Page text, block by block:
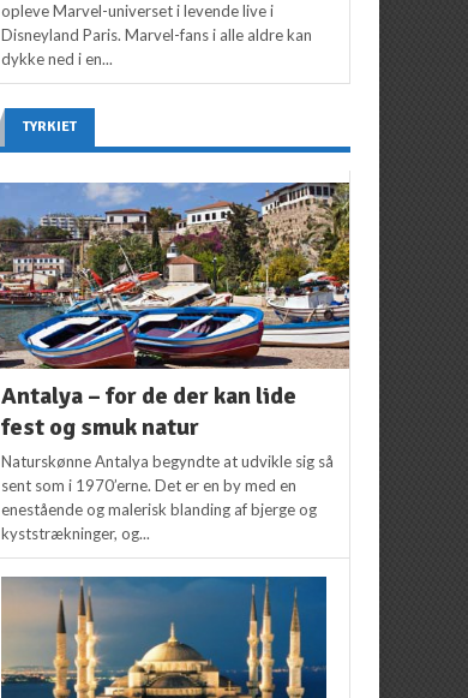
opleve Marvel-universet i levende live i
Disneyland Paris. Marvel-fans i alle aldre kan
dykke ned i en...
TYRKIET
Antalya – for de der kan lide
fest og smuk natur
Naturskønne Antalya begyndte at udvikle sig så
sent som i 1970’erne. Det er en by med en
enestående og malerisk blanding af bjerge og
kyststrækninger, og...